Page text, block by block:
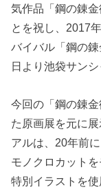
気作品「鋼の錬
とを祝し、2017
バイバル「鋼の
日より池袋サン
今回の「鋼の錬
た原画展を元に
アルは、20年前
モノクロカット
特別イラストを使